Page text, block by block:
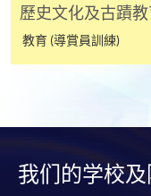
用於一般學歷
(「通知」)，
心或以郵遞方
何疑問，請詳閱個
人或報名中心。
歷史文化及古蹟
教育 (導賞員訓練)
我们的学校